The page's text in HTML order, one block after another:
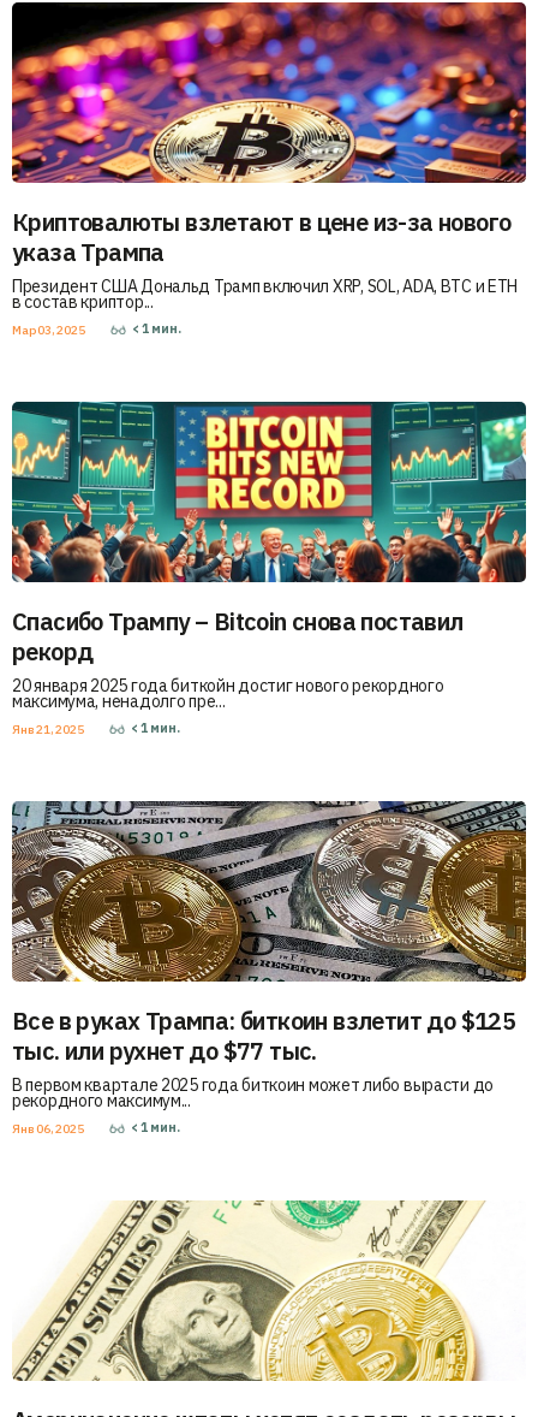
Криптовалюты взлетают в цене из-за нового
указа Трампа
Президент США Дональд Трамп включил XRP, SOL, ADA, BTC и ETH
в состав криптор...
Мар 03, 2025 < 1 мин.
Спасибо Трампу – Bitcoin снова поставил
рекорд
20 января 2025 года биткойн достиг нового рекордного
максимума, ненадолго пре...
Янв 21, 2025 < 1 мин.
Все в руках Трампа: биткоин взлетит до $125
тыс. или рухнет до $77 тыс.
В первом квартале 2025 года биткоин может либо вырасти до
рекордного максимум...
Янв 06, 2025 < 1 мин.